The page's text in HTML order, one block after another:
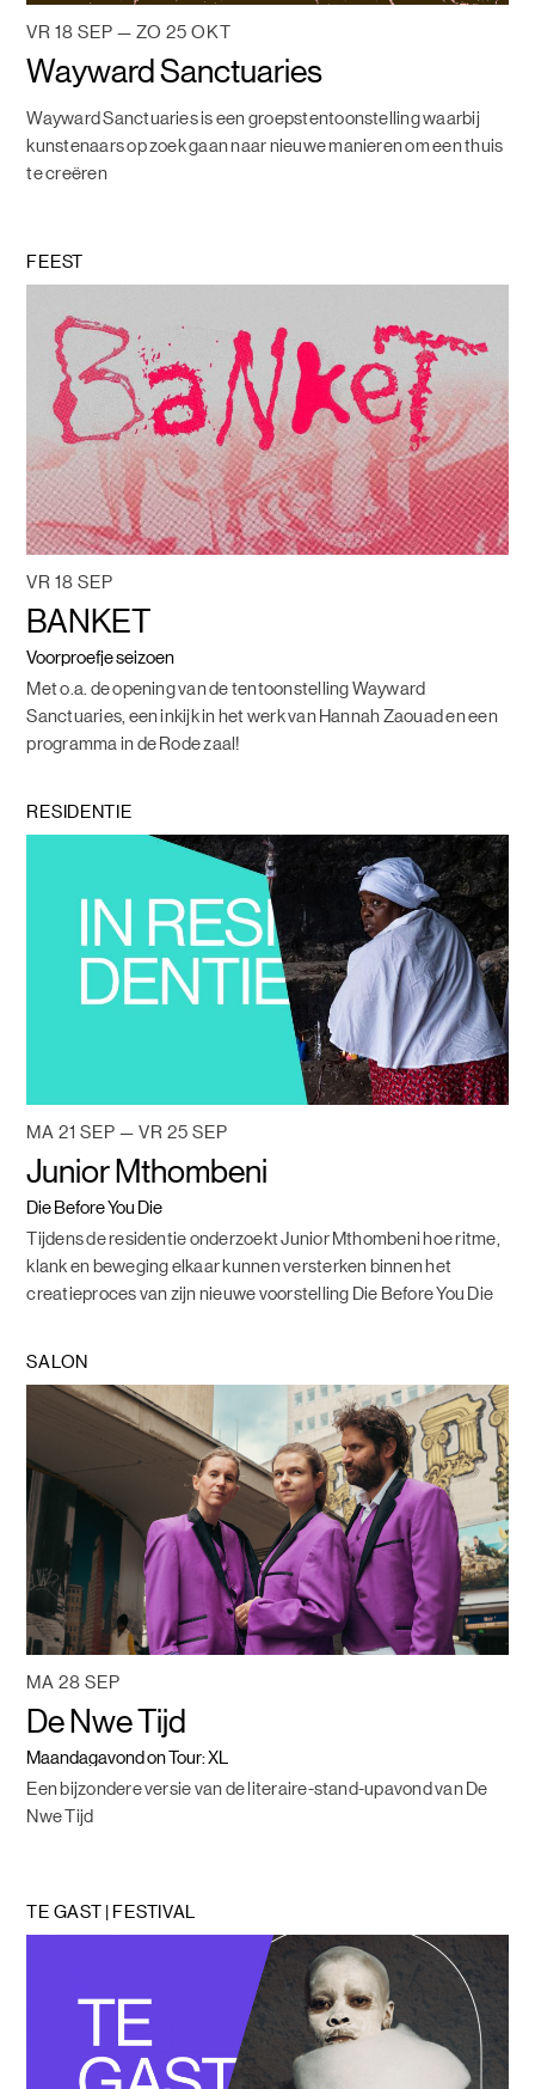
VR 18 SEP — ZO 25 OKT
Wayward Sanctuaries
Wayward Sanctuaries is een groepstentoonstelling waarbij
kunstenaars op zoek gaan naar nieuwe manieren om een thuis
te creëren
FEEST
VR 18 SEP
BANKET
Voorproefje seizoen
Met o.a. de opening van de tentoonstelling Wayward
Sanctuaries, een inkijk in het werk van Hannah Zaouad en een
programma in de Rode zaal!
RESIDENTIE
MA 21 SEP — VR 25 SEP
Junior Mthombeni
Die Before You Die
Tijdens de residentie onderzoekt Junior Mthombeni hoe ritme,
klank en beweging elkaar kunnen versterken binnen het
creatieproces van zijn nieuwe voorstelling Die Before You Die
SALON
MA 28 SEP
De Nwe Tijd
Maandagavond on Tour: XL
Een bijzondere versie van de literaire-stand-upavond van De
Nwe Tijd
TE GAST | FESTIVAL